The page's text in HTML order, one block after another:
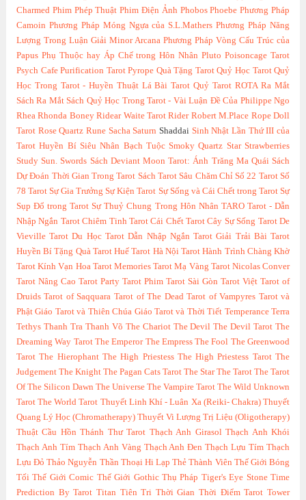
Charmed Phim Phép Thuật Phim Điện Ảnh Phobos Phoebe Phương Pháp
Camoin Phương Pháp Móng Ngựa của S.L.Mathers Phương Pháp Năng
Lượng Trong Luận Giải Minor Arcana Phương Pháp Vòng Cấu Trúc của
Papus Phụ Thuộc hay Áp Chế trong Hôn Nhân Pluto Poisoncage Tarot
Psych Cafe Purification Tarot Pyrope Quà Tặng Tarot Quỷ Học Tarot Quỷ
Học Trong Tarot - Huyền Thuật Lá Bài Tarot Quỷ Tarot ROTA Ra Mắt
Sách Ra Mắt Sách Quỷ Học Trong Tarot - Vài Luận Đề Của Philippe Ngo
Rhea Rhonda Boney Ridear Waite Tarot Rider Robert M.Place Rope Doll
Tarot Rose Quartz Rune Sacha Saturn Shaddai Sinh Nhật Lần Thứ III của
Tarot Huyền Bí Siêu Nhân Bạch Tuộc Smoky Quartz Star Strawberries
Study Sun. Swords Sách Deviant Moon Tarot: Ánh Trăng Ma Quái Sách
Dự Đoán Thời Gian Trong Tarot Sách Tarot Sâu Chăm Chỉ Số 22 Tarot Số
78 Tarot Sự Gia Trưởng Sự Kiện Tarot Sự Sống và Cái Chết trong Tarot Sự
Sụp Đổ trong Tarot Sự Thuỷ Chung Trong Hôn Nhân TARO Tarot - Dẫn
Nhập Ngắn Tarot Chiêm Tinh Tarot Cái Chết Tarot Cây Sự Sống Tarot De
Vieville Tarot Du Học Tarot Dẫn Nhập Ngắn Tarot Giải Trải Bài Tarot
Huyền Bí Tặng Quà Tarot Huế Tarot Hà Nội Tarot Hành Trình Chàng Khờ
Tarot Kính Vạn Hoa Tarot Memories Tarot Mạ Vàng Tarot Nicolas Conver
Tarot Nâng Cao Tarot Party Tarot Phim Tarot Sài Gòn Tarot Việt Tarot of
Druids Tarot of Saqquara Tarot of The Dead Tarot of Vampyres Tarot và
Phật Giáo Tarot và Thiên Chúa Giáo Tarot và Thời Tiết Temperance Terra
Tethys Thanh Tra Thanh Võ The Chariot The Devil The Devil Tarot The
Dreaming Way Tarot The Emperor The Empress The Fool The Greenwood
Tarot The Hierophant The High Priestess The High Priestess Tarot The
Judgement The Knight The Pagan Cats Tarot The Star The Tarot The Tarot
Of The Silicon Dawn The Universe The Vampire Tarot The Wild Unknown
Tarot The World Tarot Thuyết Linh Khí - Luân Xa (Reiki- Chakra) Thuyết
Quang Lý Học (Chromatherapy) Thuyết Vi Lượng Trị Liệu (Oligotherapy)
Thuật Cầu Hồn Thánh Thư Tarot Thạch Anh Girasol Thạch Anh Khói
Thạch Anh Tím Thạch Anh Vàng Thạch Anh Đen Thạch Lựu Tím Thạch
Lựu Đỏ Thảo Nguyễn Thần Thoại Hi Lạp Thẻ Thành Viên Thế Giới Bóng
Tối Thế Giới Comic Thế Giới Gothic Thụ Pháp Tiger's Eye Stone Time
Prediction By Tarot Titan Tiên Tri Thời Gian Thời Điểm Tarot Tower